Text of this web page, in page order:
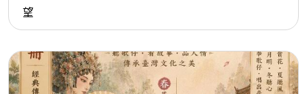
望